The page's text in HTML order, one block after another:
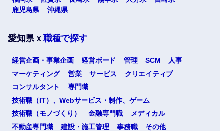
鹿児島県
沖縄県
愛知県ｘ 職種で探す
経営企画・事業企画 経営ボード 管理 SCM
人事
マーケティング
営業 サービス
クリエイティブ
コンサルタント
専門職
技術職（IT）、Webサービス・制作、ゲーム
技術職（モノづくり）
金融専門職
メディカル
不動産専門職
建設・施工管理 事務職 その他